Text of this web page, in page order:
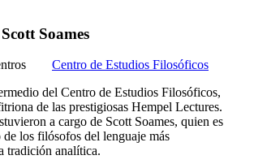
Soames
Centro de Estudios Filosóficos
del Centro de Estudios Filosóficos,
de las prestigiosas Hempel Lectures.
a cargo de Scott Soames, quien es
de los filósofos del lenguaje más
tradición analítica.